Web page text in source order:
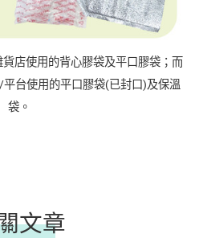
店使用的背心膠袋及平口膠袋；而
台使用的平口膠袋(已封口)及保溫
袋。
文章